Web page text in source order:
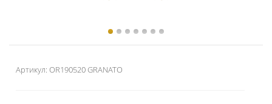
Артикул: OR190520 GRANATO